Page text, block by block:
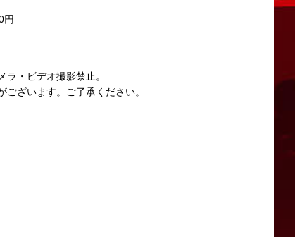
円
ラ・ビデオ撮影禁止。
ございます。ご了承ください。
と考えております。